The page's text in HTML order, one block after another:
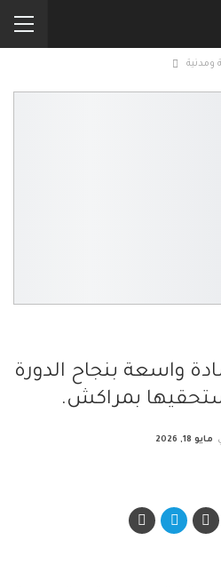
ومدنية
واسعة بنجاح الدورة
بمراكش.
مايو 18, 2026